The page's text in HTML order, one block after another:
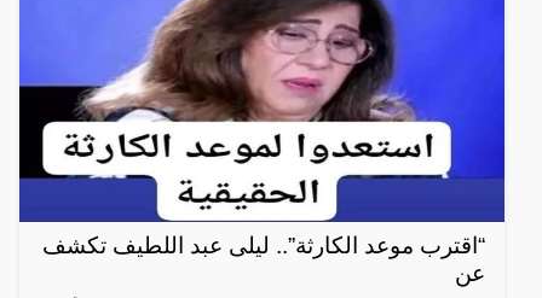
“اقترب موعد الكارثة”.. ليلى عبد اللطيف تكشف
عن